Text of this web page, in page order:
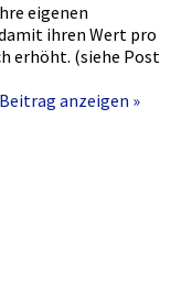
eigenen
ihren Wert pro
erhöht. (siehe Post
anzeigen »